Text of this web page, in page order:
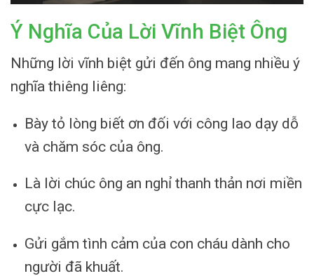
Ý Nghĩa Của Lời Vĩnh Biệt Ông
Những lời vĩnh biệt gửi đến ông mang nhiều ý
nghĩa thiêng liêng:
Bày tỏ lòng biết ơn đối với công lao dạy dỗ
và chăm sóc của ông.
Là lời chúc ông an nghỉ thanh thản nơi miền
cực lạc.
Gửi gắm tình cảm của con cháu dành cho
người đã khuất.